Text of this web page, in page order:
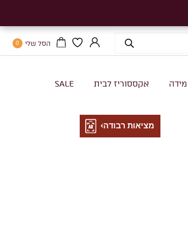
הסל שלי 0
אקססוריז לבית SALE
מציאות רבודה